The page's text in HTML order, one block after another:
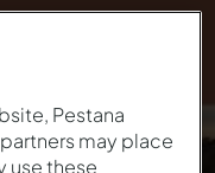
y
Pestana
may place
use these